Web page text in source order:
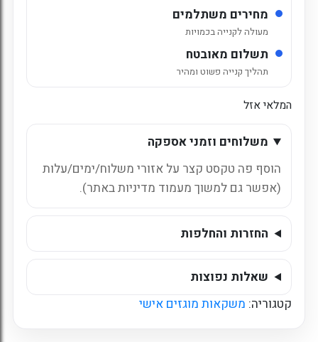
מחירים משתלמים
מעולה לקנייה בכמויות
תשלום מאובטח
תהליך קנייה פשוט ומהיר
המלאי אזל
משלוחים וזמני אספקה
הוסף פה טקסט קצר על אזורי משלוח/ימים/עלות
(אפשר גם למשוך מעמוד מדיניות באתר).
החזרות והחלפות
שאלות נפוצות
קטגוריה: משקאות מוגזים אישי